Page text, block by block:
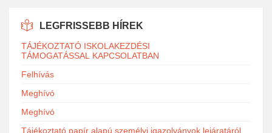
LEGFRISSEBB HÍREK
TÁJÉKOZTATÓ ISKOLAKEZDÉSI
TÁMOGATÁSSAL KAPCSOLATBAN
Felhívás
Meghívó
Meghívó
Tájékoztató papír alapú személyi igazolványok lejáratáról